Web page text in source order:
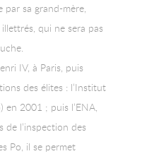
sa grand-mère,
qui ne sera pas
IV, à Paris, puis
des élites : l’Institut
en 2001 ; puis l’ENA,
l’inspection des
Po, il se permet